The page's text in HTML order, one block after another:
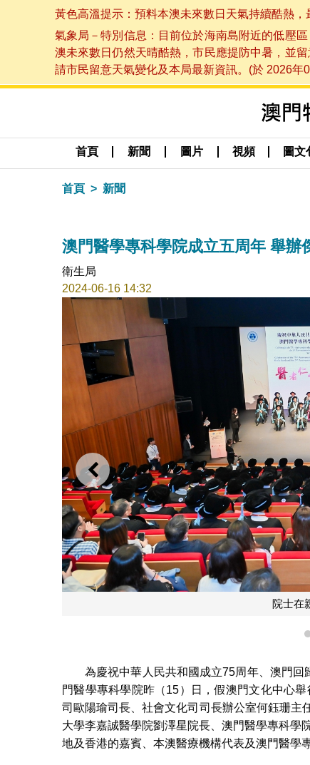
黃色高溫提示：預料本澳未來數日天氣持續酷熱
氣象局－特別信息：目前位於海南島附近的低壓
澳未來數日仍然天晴酷熱，市民應提防中暑，並
請市民留意天氣變化及本局最新資訊。(於 2026年
首頁 新聞 圖片 視頻 圖文
首頁 新聞
澳門醫學專科學院成立五周年 舉辦
衛生局
2024-06-16 14:32
上一則
為慶祝中華人民共和國成立75周年、澳門
門醫學專科學院昨（15）日，假澳門文化中心
司歐陽瑜司長、社會文化司司長辦公室何鈺珊主
大學李嘉誠醫學院劉澤星院長、澳門醫學專科學
地及香港的嘉賓、本澳醫療機構代表及澳門醫學